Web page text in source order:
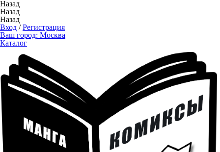
Назад
Назад
Назад
Вход /Регистрация
Ваш город: Москва
Каталог